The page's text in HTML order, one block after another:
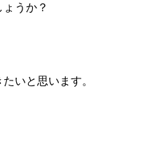
うか？
いと思います。